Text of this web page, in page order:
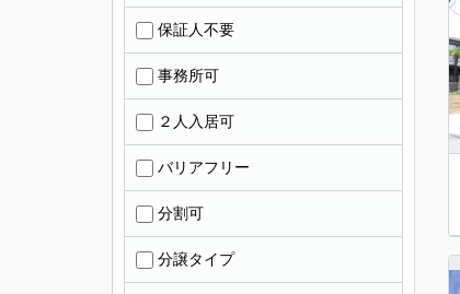
保証人不要
事務所可
２人入居可
バリアフリー
分割可
分譲タイプ